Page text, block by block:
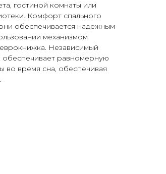
гостиной комнаты или
Комфорт спального
обеспечивается надежным
механизмом
Независимый
равномерную
во время сна, обеспечивая